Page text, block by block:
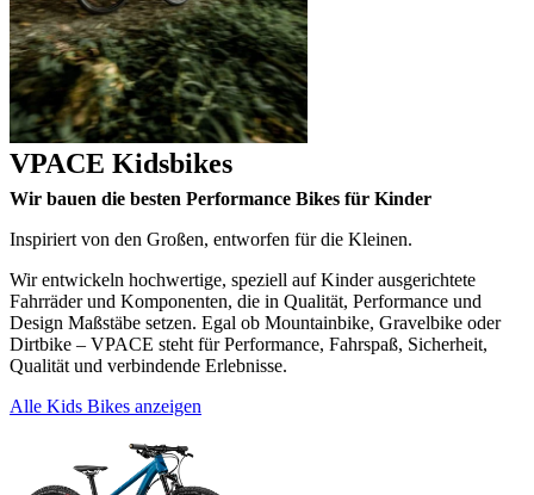
VPACE Kidsbikes
Wir bauen die besten Performance Bikes für Kinder
Inspiriert von den Großen, entworfen für die Kleinen.
Wir entwickeln hochwertige, speziell auf Kinder ausgerichtete
Fahrräder und Komponenten, die in Qualität, Performance und
Design Maßstäbe setzen. Egal ob Mountainbike, Gravelbike oder
Dirtbike – VPACE steht für Performance, Fahrspaß, Sicherheit,
Qualität und verbindende Erlebnisse.
Alle Kids Bikes anzeigen